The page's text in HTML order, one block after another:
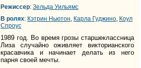
Режиссер: Зельда Уильямс
В ролях: Кэтрин Ньютон Карла Гуджино Коул
Спроус
1989 год. Во время грозы старшеклассница
Лиза случайно оживляет викторианского
красавчика и начинает делать из него
парня своей мечты.